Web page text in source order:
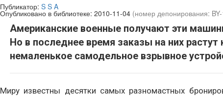
Публикатор: S S A
Опубликовано в библиотеке: 2010-11-04 (номер депонирования:
Американские военные получают эти
Но в последнее время заказы на них
немаленькое самодельное взрывное
Миру известны десятки самых разномастных